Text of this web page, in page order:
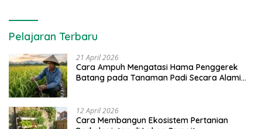
Pelajaran Terbaru
21 April 2026
Cara Ampuh Mengatasi Hama Penggerek
Batang pada Tanaman Padi Secara Alami
12 April 2026
Cara Membangun Ekosistem Pertanian